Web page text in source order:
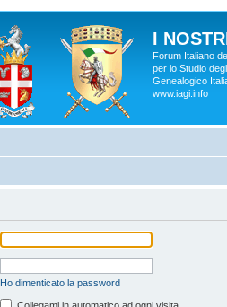
I
Forum Italiano
per lo Studio
Genealogico
www.iagi.info
Ho dimenticato la password